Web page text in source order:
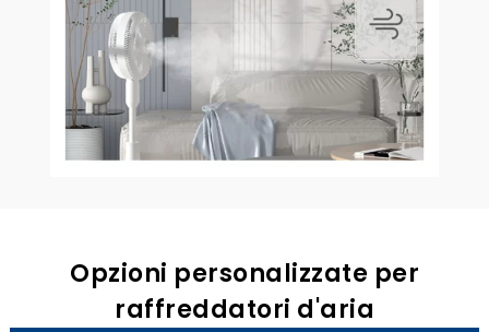
Opzioni personalizzate per
raffreddatori d'aria